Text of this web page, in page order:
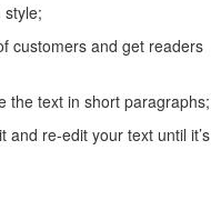
customers and get readers
the text in short paragraphs;
re-edit your text until it’s